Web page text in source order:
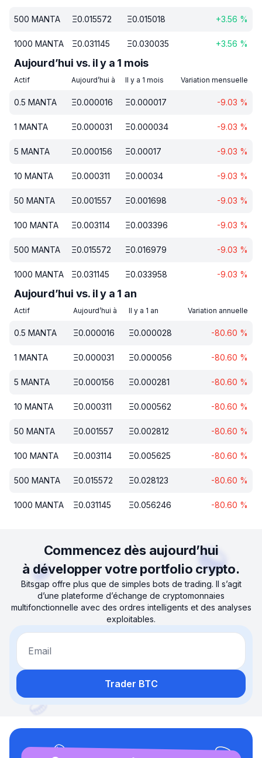
500 MANTA Ξ0.015572 Ξ0.015018 +3.56 %
1000 MANTA Ξ0.031145 Ξ0.030035 +3.56 %
Aujourd’hui vs. il y a 1 mois
Actif Aujourd’hui à Il y a 1 mois Variation mensuelle
0.5 MANTA Ξ0.000016 Ξ0.000017 -9.03 %
1 MANTA Ξ0.000031 Ξ0.000034 -9.03 %
5 MANTA Ξ0.000156 Ξ0.00017 -9.03 %
10 MANTA Ξ0.000311 Ξ0.00034 -9.03 %
50 MANTA Ξ0.001557 Ξ0.001698 -9.03 %
100 MANTA Ξ0.003114 Ξ0.003396 -9.03 %
500 MANTA Ξ0.015572 Ξ0.016979 -9.03 %
1000 MANTA Ξ0.031145 Ξ0.033958 -9.03 %
Aujourd’hui vs. il y a 1 an
Actif Aujourd’hui à Il y a 1 an Variation annuelle
0.5 MANTA Ξ0.000016 Ξ0.000028 -80.60 %
1 MANTA Ξ0.000031 Ξ0.000056 -80.60 %
5 MANTA Ξ0.000156 Ξ0.000281 -80.60 %
10 MANTA Ξ0.000311 Ξ0.000562 -80.60 %
50 MANTA Ξ0.001557 Ξ0.002812 -80.60 %
100 MANTA Ξ0.003114 Ξ0.005625 -80.60 %
500 MANTA Ξ0.015572 Ξ0.028123 -80.60 %
1000 MANTA Ξ0.031145 Ξ0.056246 -80.60 %
Commencez dès aujourd’hui
à développer votre portfolio crypto.
Bitsgap offre plus que de simples bots de trading. Il s’agit
d’une plateforme d’échange de cryptomonnaies
multifonctionnelle avec des ordres intelligents et des analyses
exploitables.
Email
Trader BTC